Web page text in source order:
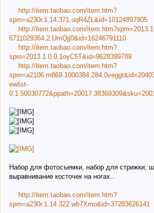
http://item.taobao.com/item.htm?
spm=a230r.1.14.371.oqR4ZL&id=10124897905
http://item.taobao.com/
6711029364.2.UmQjj0&id=16246791110
http://item.taobao.com/item.htm?
spm=2013.1.0.0.1oyC5T&id=9628399789
http://item.taobao.com/item.htm?
ewlist-
Набор для фотосъемки, набор для стрижки,
выравнивание косточек на ногах..
http://item.taobao.com/item.htm?
spm=a230r.1.14.322.wb7Xmo&id=37283626141